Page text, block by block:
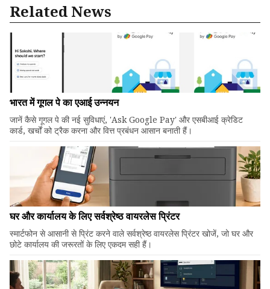
Related News
भारत में गूगल पे का एआई उन्नयन
जानें कैसे गूगल पे की नई सुविधाएं, 'Ask Google Pay' और एसबीआई क्रेडिट
कार्ड, खर्चों को ट्रैक करना और वित्त प्रबंधन आसान बनाती हैं।
घर और कार्यालय के लिए सर्वश्रेष्ठ वायरलेस प्रिंटर
स्मार्टफोन से आसानी से प्रिंट करने वाले सर्वश्रेष्ठ वायरलेस प्रिंटर खोजें, जो घर और
छोटे कार्यालय की जरूरतों के लिए एकदम सही हैं।